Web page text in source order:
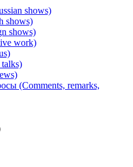
shows)
shows)
shows)
work)
(Comments, remarks,